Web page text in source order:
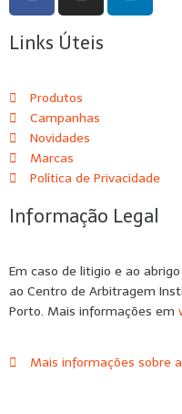
Links Úteis
Produtos
Campanhas
Novidades
Marcas
Política de Privacidade
Informação Legal
Em caso de litigio e ao
ao Centro de Arbitragem
Porto. Mais informações em
Mais informações sobre